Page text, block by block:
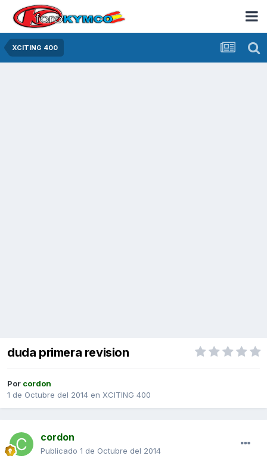
XCITING 400
duda primera revision
Por cordon
1 de Octubre del 2014 en XCITING 400
cordon
Publicado 1 de Octubre del 2014